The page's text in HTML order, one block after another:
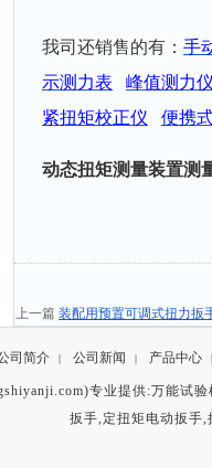
我司还销售的有： 手
示测力表
峰值测力
紧扭矩校正仪
便携
动态扭矩测量装置测
上一篇 装配用预置可调式扭力扳
司简介 | 公司新闻 | 产品中心 |
专业提供:万能试验
扳手, 定扭矩电动扳手,